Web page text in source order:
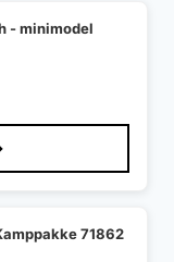
- minimodel
71862